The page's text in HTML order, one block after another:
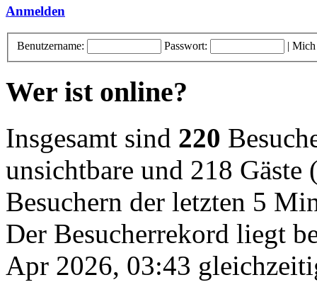
Anmelden
Benutzername: Passwort: | Mich
Wer ist online?
Insgesamt sind 220
unsichtbare und 218 Gäste
Besuchern der letzten 5
Der Besucherrekord liegt
Apr 2026, 03:43